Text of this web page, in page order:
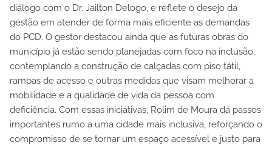
diálogo com o Dr. Jailton Delogo, e reflete o desejo da
gestão em atender de forma mais eficiente as demandas
do PCD. O gestor destacou ainda que as futuras obras do
município já estão sendo planejadas com foco na inclusão,
contemplando a construção de calçadas com piso tátil,
rampas de acesso e outras medidas que visam melhorar a
mobilidade e a qualidade de vida da pessoa com
deficiência. Com essas iniciativas, Rolim de Moura dá passos
importantes rumo a uma cidade mais inclusiva, reforçando o
compromisso de se tornar um espaço acessível e justo para